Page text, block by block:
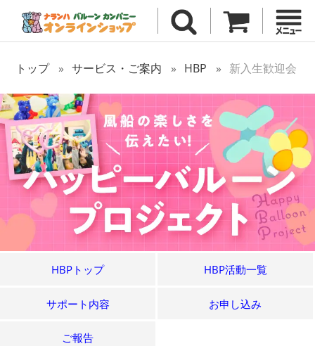
トップ サービス・ご案内 HBP 新入生歓迎会
HBPトップ HBP活動一覧
サポート内容 お申し込み
ご報告